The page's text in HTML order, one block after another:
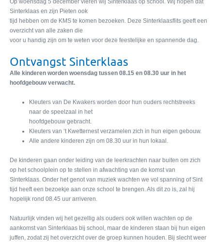
Op woensdag 5 december vieren wij Sinterklaas op school. Wij hopen dat
Sinterklaas en zijn Pieten ook
tijd hebben om de KMS te komen bezoeken. Deze Sinterklaasflits geeft een
overzicht van alle zaken die
voor u handig zijn om te weten voor deze feestelijke en spannende dag.
Ontvangst Sinterklaas
Alle kinderen worden woensdag tussen 08.15 en 08.30 uur in het
hoofdgebouw verwacht.
Kleuters van De Kwakers worden door hun ouders rechtstreeks
naar de speelzaal in het
hoofdgebouw gebracht.
Kleuters van ‘t Kwetternest verzamelen zich in hun eigen gebouw.
Alle andere kinderen zijn om 08.30 uur in hun lokaal.
De kinderen gaan onder leiding van de leerkrachten naar buiten om zich
op het schoolplein op te stellen in afwachting van de komst van
Sinterklaas. Onder het genot van muziek wachten we vol spanning of Sint
tijd heeft een bezoekje aan onze school te brengen. Als dit zo is, zal hij
hopelijk rond 08.45 uur arriveren.
Natuurlijk vinden wij het gezellig als ouders ook willen wachten op de
aankomst van Sinterklaas bij school, maar de kinderen staan bij hun eigen
juffen, zodat zij het overzicht over de groep kunnen houden. Bij slecht weer